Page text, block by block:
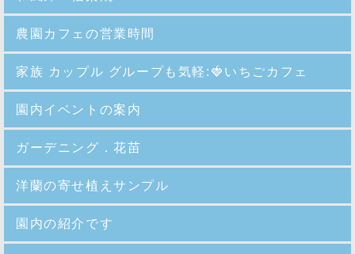
農園カフェの営業時間
家族 カップル グループも気軽:🍓いちごカフェ
園内イベントの案内
ガーデニング．花苗
洋蘭の寄せ植えサンプル
園内の紹介 です